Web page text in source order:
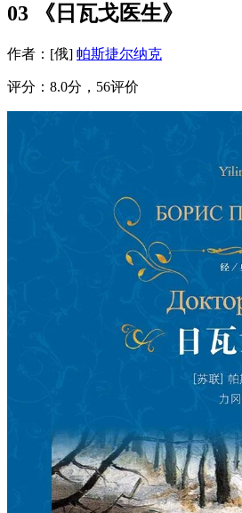
03 《日瓦戈医生》
作者：[俄] 帕斯捷尔纳克
评分：8.0分，56评价